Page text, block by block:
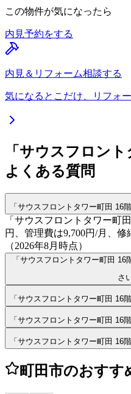
この物件が気になったら
内見予約をする
内見＆リフォーム相談する
気になるとこだけ、リフォー
「サウスフロン
よくある質問
「サウスフロントタワー町田 16
「サウスフロントタワー町
円、管理費は9,700円/月、修
（2026年8月時点）
「サウスフロントタワー町田
さ
「サウスフロントタワー町田 16
「サウスフロントタワー町田 16
「サウスフロントタワー町田 16
町田市のおすす